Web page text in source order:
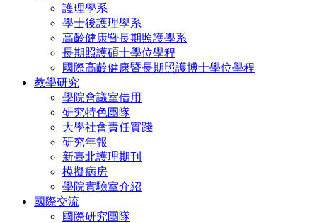
護理學系
學士後護理學系
高齡健康暨長期照護學系
長期照護碩士學位學程
國際高齡健康暨長期照護博士學位學程
教學研究
學院會議室借用
研究特色團隊
大學社會責任實踐
研究年報
新臺北護理期刊
模擬病房
學院實驗室介紹
國際交流
國際研究團隊